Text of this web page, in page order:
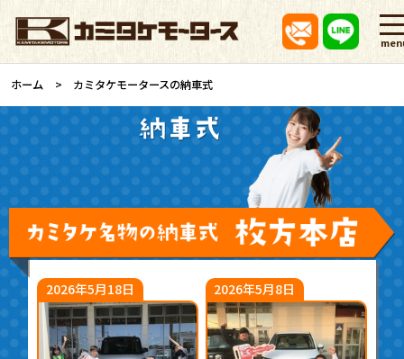
ホーム カミタケモータースの納車式
2026年5月18日 2026年5月8日